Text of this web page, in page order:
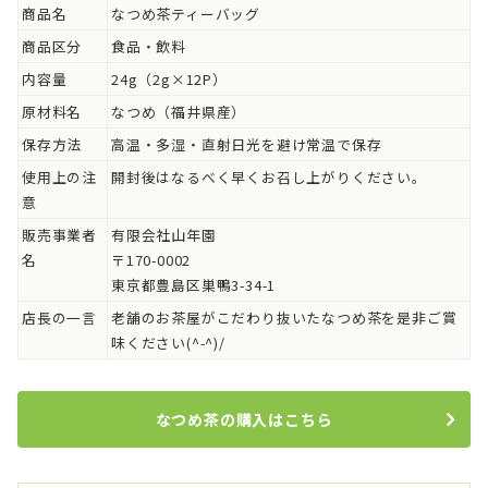
商品名
なつめ茶ティーバッグ
商品区分
食品・飲料
内容量
24g（2g×12P）
原材料名
なつめ（福井県産）
保存方法
高温・多湿・直射日光を避け常温で保存
使用上の注
意
開封後はなるべく早くお召し上がりください。
販売事業者
名
有限会社山年園
〒170-0002
東京都豊島区巣鴨3-34-1
店長の一言
老舗のお茶屋がこだわり抜いたなつめ茶を是非ご賞
味ください(^-^)/
なつめ茶の購入はこちら